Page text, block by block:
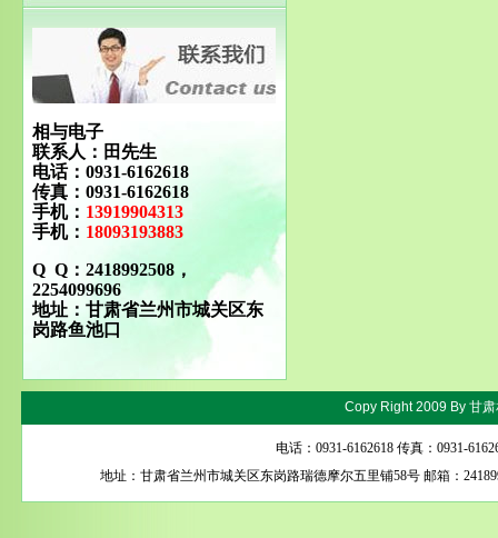
相与电子
联系人：田先生
电话：0931-6162618
传真：0931-6162618
手机： 13919904313
手机： 18093193883
Q Q：2418992508，
2254099696
地址：甘肃省兰州市城关区东
岗路鱼池口
Copy Right 2009 By甘肃
电话：0931-6162618 传真：0931-
地址：甘肃省兰州市城关区东岗路瑞德摩尔五里铺58号 邮箱：